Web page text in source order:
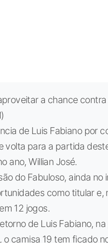
a chance
de Luis Fabiano por
volta para a partida
ano, Willian José.
do Fabuloso, ainda no
como titular
12 jogos.
de Luis Fabiano,
o camisa 19 tem ficado